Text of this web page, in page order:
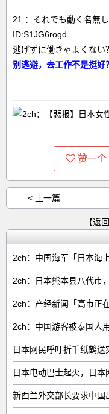
21 ：それでも動く名無
ID:S1JG6rogd
逃げずに働きゃよくない？
别逃避，去工作不是挺好？
赞一个
< 上一篇
【返
2ch：中国海军「日本海
2ch：日本熊本县八代市
2ch：中国游客被泰国人
日本网民呼吁折千纸鹤
日本电动巴士起火，日本